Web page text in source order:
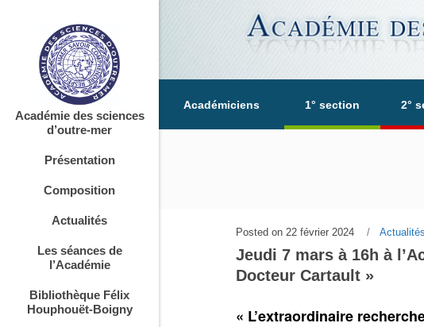
Académiciens 1° section 2°
Académie des sciences
d’outre-mer
Présentation
Composition
Actualités
Les séances de
l’Académie
Bibliothèque Félix
Houphouët-Boigny
Posted on 22 février 2024 Actualités
Jeudi 7 mars à 16h à
Docteur Cartault »
« L’extraordinaire